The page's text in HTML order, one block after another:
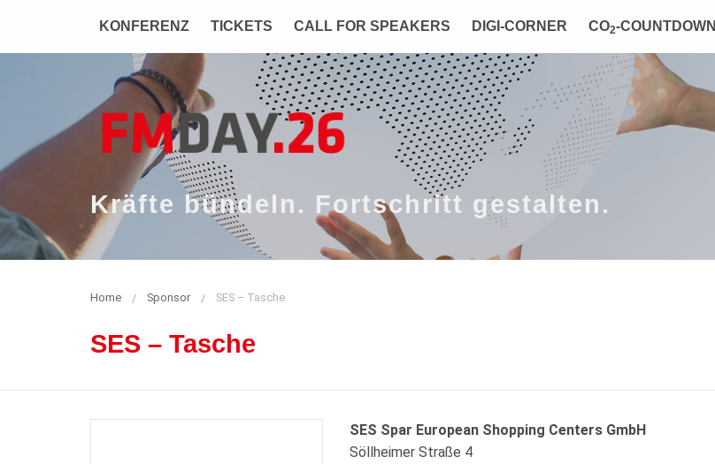
KONFERENZ TICKETS CALL FOR SPEAKERS DIGI-CORNER CO2-COUNTDOWN
Kräfte bündeln. Fortschritt gestalten.
Home Sponsor SES – Tasche
SES – Tasche
SES Spar European Shopping Centers GmbH
Söllheimer Straße 4